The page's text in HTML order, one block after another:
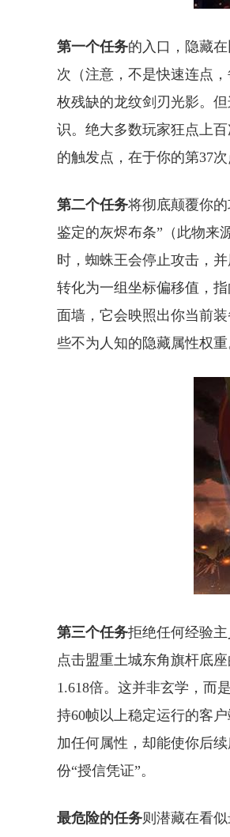
第一个任务的入口，隐藏
次（注意，不是快速连点
枚残缺的龙纹剑刃光影。
识。绝大多数玩家狂点上
的触发点，在于你的第37
第二个任务将彻底颠覆你
鉴定的灰烬布条”（此物来
时，蜘蛛王会停止攻击，
转化为一组坐标偏移值，
面墙，它会映照出你当前
些不为人知的隐藏属性权重
第三个任务拒绝任何经验
点击盟重土城东角旗杆底
1.618倍。这并非玄学，而
持60帧以上稳定运行的客
加任何属性，却能使你后
份“授信凭证”。
最危险的任务则潜藏在看